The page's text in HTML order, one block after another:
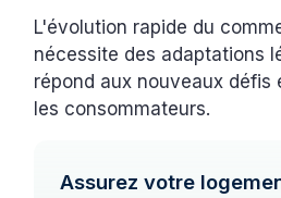
L'évolution rapide du
nécessite des adaptations
répond aux nouveaux défis
les consommateurs.
Assurez votre